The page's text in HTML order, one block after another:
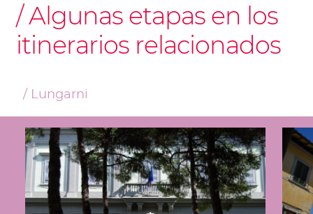
Algunas etapas en los
itinerarios relacionados
Lungarni